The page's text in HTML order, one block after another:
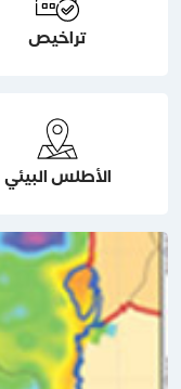
تراخيص
الأطلس البيئي